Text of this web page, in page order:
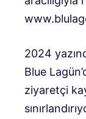
2024
Blue
ziyaretçi